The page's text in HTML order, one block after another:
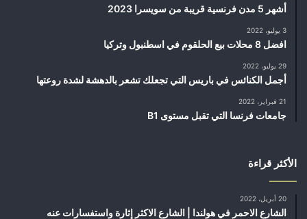
أشهر 5 مدن فرنسية قريبة من سويسرا 2023
3 يوليو، 2022
افضل 8 محلات بيع الحلقوم في اسطنبول وتركيا
29 يوليو، 2022
أجمل الكنائس في باريس التي تجعلك تشعر بالدهشة لشدة روعتها
21 فبراير، 2022
جامعات فرنسا التي تقبل مستوى B1
الأكثر قراءة
20 أبريل، 2022
الشارع الاحمر في هولندا | الشارع الاكثر إثارة واستفسارات عنه